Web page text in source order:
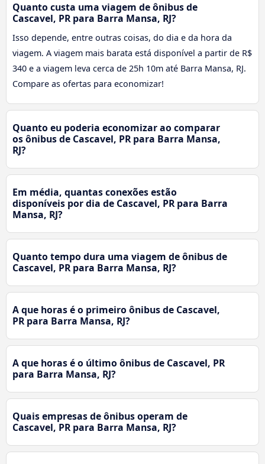
Quanto custa uma viagem de ônibus de
Cascavel, PR para Barra Mansa, RJ?
Isso depende, entre outras coisas, do dia e da hora da
viagem. A viagem mais barata está disponível a partir de R$
340 e a viagem leva cerca de 25h 10m até Barra Mansa, RJ.
Compare as ofertas para economizar!
Quanto eu poderia economizar ao comparar
os ônibus de Cascavel, PR para Barra Mansa,
RJ?
Em média, quantas conexões estão
disponíveis por dia de Cascavel, PR para Barra
Mansa, RJ?
Quanto tempo dura uma viagem de ônibus de
Cascavel, PR para Barra Mansa, RJ?
A que horas é o primeiro ônibus de Cascavel,
PR para Barra Mansa, RJ?
A que horas é o último ônibus de Cascavel, PR
para Barra Mansa, RJ?
Quais empresas de ônibus operam de
Cascavel, PR para Barra Mansa, RJ?